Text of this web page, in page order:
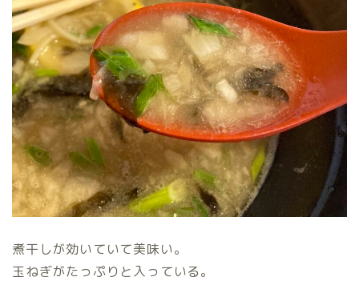
煮干しが効いていて美味い。
玉ねぎがたっぷりと入っている。